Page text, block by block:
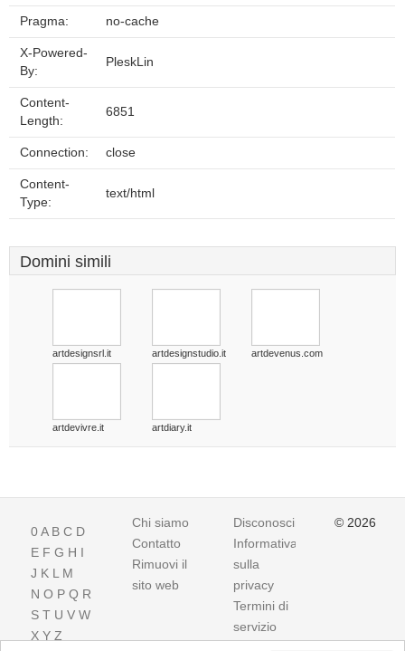
Pragma: no-cache
X-Powered-
By:
PleskLin
Content-
Length:
6851
Connection: close
Content-
Type:
text/html
Domini simili
artdesignsrl.it artdesignstudio.it artdevenus.com
artdevivre.it artdiary.it
0A B C D
E F G H I
J K L M
N O P Q R
S T U V W
X Y Z
Chi siamo
Contatto
Rimuovi il
sito web
Disconoscimento
Informativa
sulla
privacy
Termini di
servizio
© 2026